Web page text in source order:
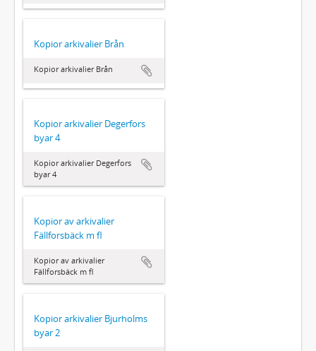
Kopior arkivalier Brån
Kopior arkivalier Brån
Kopior arkivalier Degerfors
byar 4
Kopior arkivalier Degerfors
byar 4
Kopior av arkivalier
Fällforsbäck m fl
Kopior av arkivalier
Fällforsbäck m fl
Kopior arkivalier Bjurholms
byar 2